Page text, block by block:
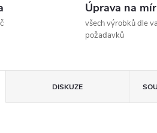
Úprava na
všech výrobků dle
požadavků
DISKUZE